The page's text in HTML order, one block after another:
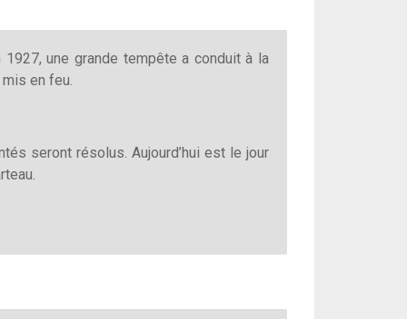
une grande tempête a conduit à la
en feu.
seront résolus. Aujourd’hui est le jour